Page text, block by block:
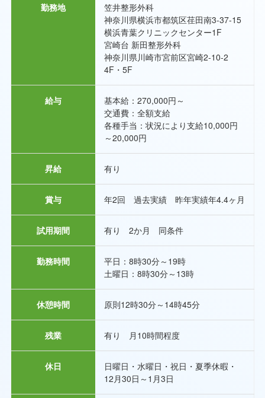
勤務地
笠井整形外科
神奈川県横浜市都筑区荏田南3-37-15
横浜青葉クリニックセンター1F
宮崎台 新田整形外科
神奈川県川崎市宮前区宮崎2-10-2
4F・5F
給与
基本給：270,000円～
交通費：全額支給
各種手当：状況により支給10,000円
～20,000円
昇給 有り
賞与 年2回 過去実績 昨年実績年4.4ヶ月
試用期間 有り 2か月 同条件
勤務時間
平日：8時30分～19時
土曜日：8時30分～13時
休憩時間 原則12時30分～14時45分
残業 有り 月10時間程度
休日
日曜日・水曜日・祝日・夏季休暇・
12月30日～1月3日